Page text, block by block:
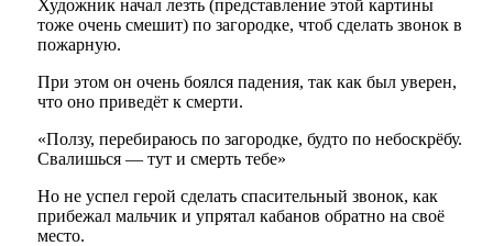
Художник начал лезть (представление этой картины
тоже очень смешит) по загородке, чтоб сделать звонок в
пожарную.
При этом он очень боялся падения, так как был уверен,
что оно приведёт к смерти.
«Ползу, перебираюсь по загородке, будто по небоскрёбу.
Свалишься — тут и смерть тебе»
Но не успел герой сделать спасительный звонок, как
прибежал мальчик и упрятал кабанов обратно на своё
место.